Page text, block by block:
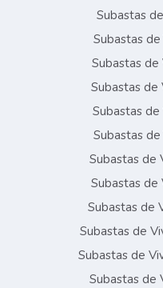
Subastas
Subastas
Subastas de
Subastas de
Subastas
Subastas
Subastas de
Subastas de
Subastas de
Subastas de
Subastas de
Subastas de